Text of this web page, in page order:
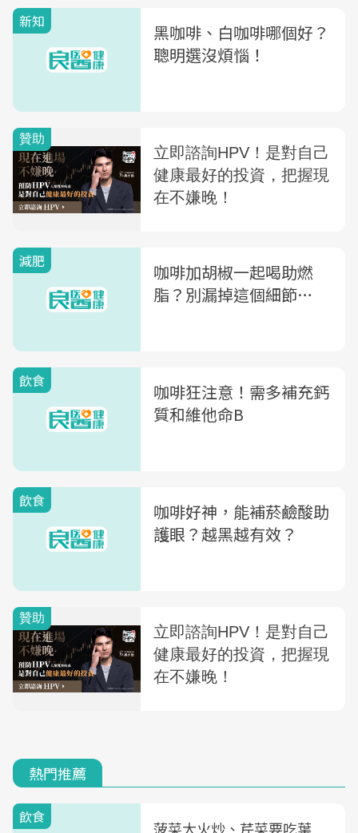
新知
黑咖啡、白咖啡哪個好？
聰明選沒煩惱！
減肥
咖啡加胡椒一起喝助燃
脂？別漏掉這個細節…
飲食
咖啡狂注意！需多補充鈣
質和維他命B
飲食
咖啡好神，能補菸鹼酸助
護眼？越黑越有效？
熱門推薦
飲食
菠菜大火炒、芹菜要吃葉